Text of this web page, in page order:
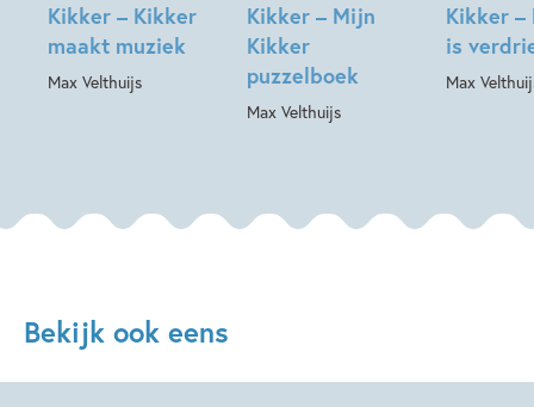
Kikker – Kikker
maakt muziek
Max Velthuijs
Kikker – Mijn
Kikker
puzzelboek
Max Velthuijs
Kikker –
is
Max
Bekijk ook eens